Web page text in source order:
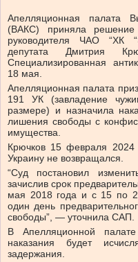
Апелляционная палата
(ВАКС) приняла
руководителя ЧАО “ХК
депутата Дмитрия
Специализированная
18 мая.
Апелляционная палата
191 УК (завладение
размере) и назначила
лишения свободы с
имущества.
Крючков 15 февраля 2024
Украину не возвращался.
“Суд постановил
зачислив срок
мая 2018 года и с 15 по
один день
свободы”, — уточнила САП.
В Апелляционной
наказания будет
задержания.